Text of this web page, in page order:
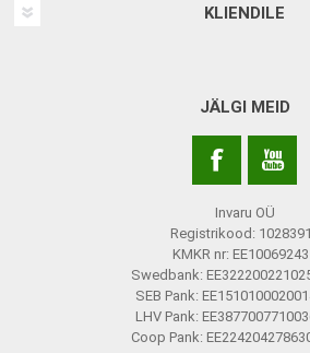
KLIENDILE
JÄLGI MEID
Invaru OÜ
Registrikood:
KMKR nr:
Swedbank:
SEB Pank:
LHV Pank:
Coop Pank: